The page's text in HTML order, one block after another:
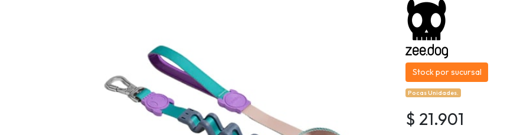
Stock por sucursal
Pocas Unidades.
$ 21.901